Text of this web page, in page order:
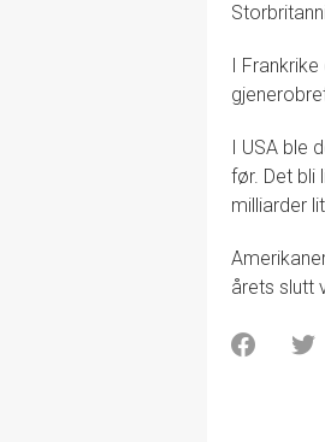
I
I USA ble
før. Det bli
milliarder
årets slutt